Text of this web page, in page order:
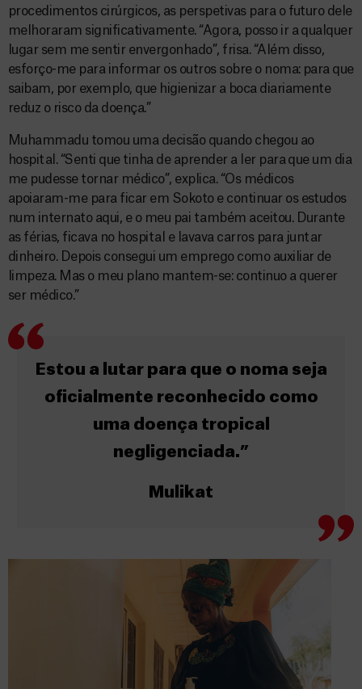
procedimentos cirúrgicos, as perspetivas para o futuro dele
melhoraram significativamente. “Agora, posso ir a qualquer
lugar sem me sentir envergonhado”, frisa. “Além disso,
esforço-me para informar os outros sobre o noma: para que
saibam, por exemplo, que higienizar a boca diariamente
reduz o risco da doença.”
Muhammadu tomou uma decisão quando chegou ao
hospital. “Senti que tinha de aprender a ler para que um dia
me pudesse tornar médico”, explica. “Os médicos
apoiaram-me para ficar em Sokoto e continuar os estudos
num internato aqui, e o meu pai também aceitou. Durante
as férias, ficava no hospital e lavava carros para juntar
dinheiro. Depois consegui um emprego como auxiliar de
limpeza. Mas o meu plano mantem-se: continuo a querer
ser médico.”
Estou a lutar para que o noma seja
oficialmente reconhecido como
uma doença tropical
negligenciada.”
Mulikat